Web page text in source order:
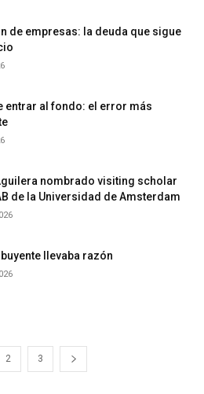
de empresas: la deuda que sigue
entrar al fondo: el error más
nombrado visiting scholar
de la Universidad de Amsterdam
llevaba razón
2 3